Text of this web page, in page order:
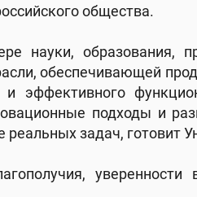
общества.
науки, образования,
обеспечивающей
эффективного
подходы и
задач, готовит